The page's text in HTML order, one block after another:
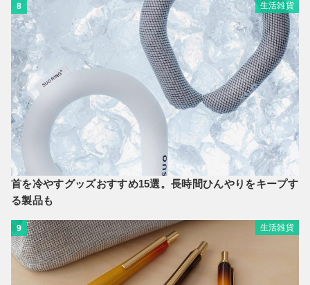
8 生活雑貨
首を冷やすグッズおすすめ15選。長時間ひんやりをキープす
る製品も
9 生活雑貨